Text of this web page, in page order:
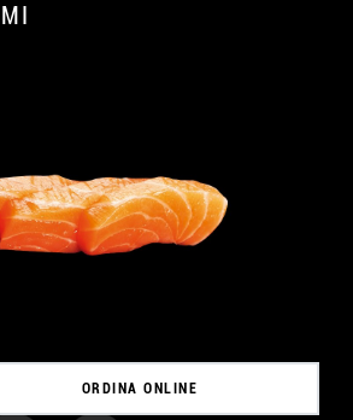
ORDINA ONLINE